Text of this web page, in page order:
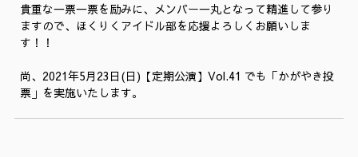
貴重な一票一票を励みに、メンバー一丸となって精進して参り
ますので、ほくりくアイドル部を応援よろしくお願いしま
す！！
尚、2021年5月23日(日)【定期公演】Vol.41 でも「かがやき投
票」を実施いたします。